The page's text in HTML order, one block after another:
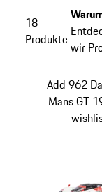
18
Produktewir
Add 962
Mans GT